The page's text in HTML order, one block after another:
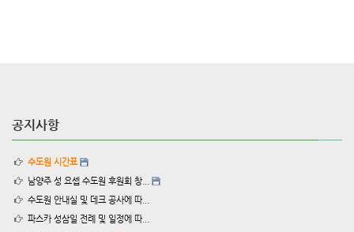
공지사항
수도원 시간표
남양주 성 요셉 수도원 후원회 창...
수도원 안내실 및 데크 공사에 따...
파스카 성삼일 전례 및 일정에 따...